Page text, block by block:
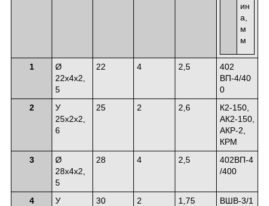
ин
а,
м
м
1
Ø
22х4х2,
5
22 4 2,5
402
ВП-4/40
0
2
У
25х2х2,
6
25 2 2,6
К2-150,
АК2-150,
АКР-2,
КРМ
3
Ø
28х4х2,
5
28 4 2,5
402ВП-4
/400
4
У
30 2 1,75
ВШВ-3/1